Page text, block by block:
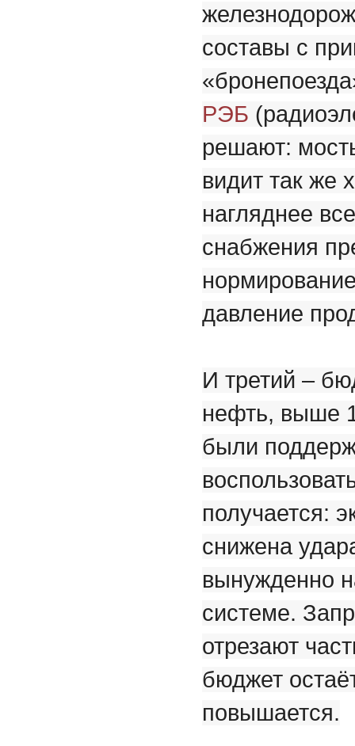
составы с
РЭБ
решают:
видит так же
нагляднее
снабжения
давление
И третий –
нефть, выше
были
получается:
снижена
вынужденно
системе.
отрезают
бюджет
повышается.